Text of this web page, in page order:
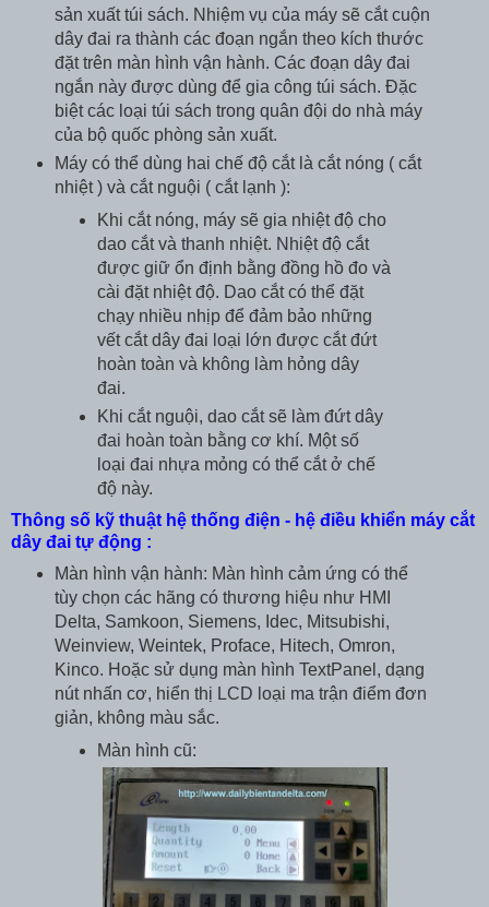
sản xuất túi sách. Nhiệm vụ của máy sẽ cắt cuộn
dây đai ra thành các đoạn ngắn theo kích thước
đặt trên màn hình vận hành. Các đoạn dây đai
ngắn này được dùng để gia công túi sách. Đặc
biệt các loại túi sách trong quân đội do nhà máy
của bộ quốc phòng sản xuất.
Máy có thể dùng hai chế độ cắt là cắt nóng ( cắt
nhiệt ) và cắt nguội ( cắt lạnh ):
Khi cắt nóng, máy sẽ gia nhiệt độ cho
dao cắt và thanh nhiệt. Nhiệt độ cắt
được giữ ổn định bằng đồng hồ đo và
cài đặt nhiệt độ. Dao cắt có thể đặt
chạy nhiều nhịp để đảm bảo những
vết cắt dây đai loại lớn được cắt đứt
hoàn toàn và không làm hỏng dây
đai.
Khi cắt nguội, dao cắt sẽ làm đứt dây
đai hoàn toàn bằng cơ khí. Một số
loại đai nhựa mỏng có thể cắt ở chế
độ này.
Thông số kỹ thuật hệ thống điện - hệ điều khiển máy cắt
dây đai tự động :
Màn hình vận hành: Màn hình cảm ứng có thể
tùy chọn các hãng có thương hiệu như HMI
Delta, Samkoon, Siemens, Idec, Mitsubishi,
Weinview, Weintek, Proface, Hitech, Omron,
Kinco. Hoặc sử dụng màn hình TextPanel, dạng
nút nhấn cơ, hiển thị LCD loại ma trận điểm đơn
giản, không màu sắc.
Màn hình cũ: